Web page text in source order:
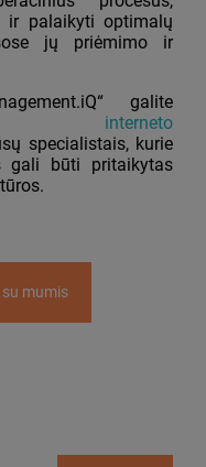
ir palaikyti optimalų
jų priėmimo ir
galite
interneto
specialistais, kurie
gali būti pritaikytas
mumis